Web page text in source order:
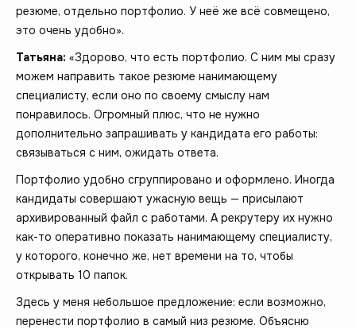
резюме, отдельно портфолио. У неё же всё совмещено,
это очень удобно».
Татьяна: «Здорово, что есть портфолио. С ним мы сразу
можем направить такое резюме нанимающему
специалисту, если оно по своему смыслу нам
понравилось. Огромный плюс, что не нужно
дополнительно запрашивать у кандидата его работы:
связываться с ним, ожидать ответа.
Портфолио удобно сгруппировано и оформлено. Иногда
кандидаты совершают ужасную вещь — присылают
архивированный файл с работами. А рекрутеру их нужно
как-то оперативно показать нанимающему специалисту,
у которого, конечно же, нет времени на то, чтобы
открывать 10 папок.
Здесь у меня небольшое предложение: если возможно,
перенести портфолио в самый низ резюме. Объясню